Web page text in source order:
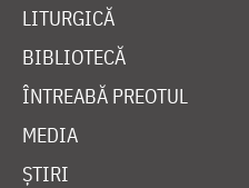
LITURGICĂ
BIBLIOTECĂ
ÎNTREABĂ PREOTUL
MEDIA
ȘTIRI